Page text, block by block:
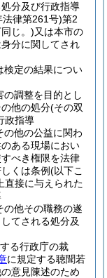
分及び行政指導
律第261号)第2
じ。)又は本市の
分に関してされ
検定の結果につい
調整を目的とし
他の処分(その双
政指導
の他の公益に関わ
ある現場におい
べき権限を法律
くは条例(以下こ
直接に与えられた
の他その職務の遂
てされる処分及
る行政庁の裁
に規定する聴聞若
意見陳述のため